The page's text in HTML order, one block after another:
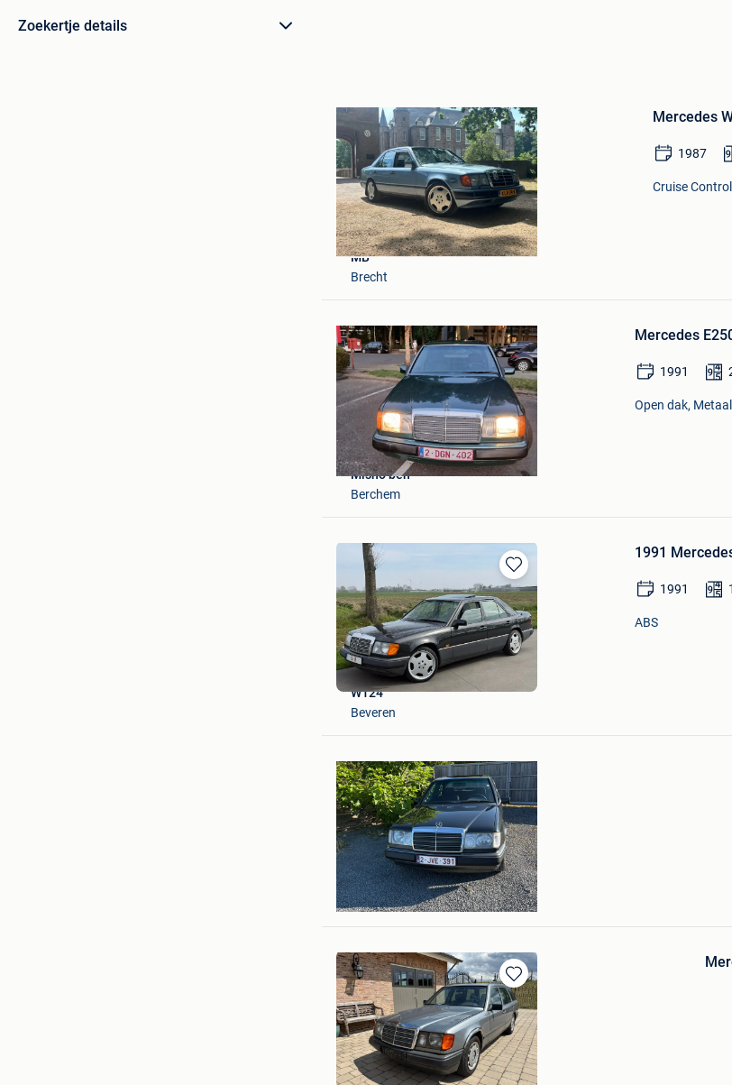
Zoekertje details
Mercedes
1987
Cruise
MB
Brecht
Mijn
Favorieten
Mercedes
1991
Open dak,
Misho ben
Berchem
Bewaren
in
Mijn
Favorieten
1991
1991
ABS
W124
Beveren
Mijn
Favorieten
KVHUYSE
Krombeke
Bewaren
in
Mijn
Favorieten
joyce